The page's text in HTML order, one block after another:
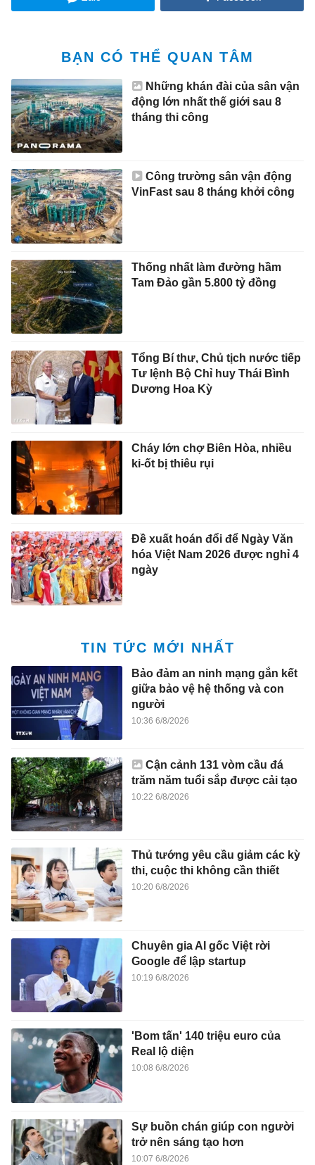
BẠN CÓ THỂ QUAN TÂM
Những khán đài của sân vận
động lớn nhất thế giới sau 8
tháng thi công
Công trường sân vận động
VinFast sau 8 tháng khởi công
Thống nhất làm đường hầm
Tam Đảo gần 5.800 tỷ đồng
Tổng Bí thư, Chủ tịch nước tiếp
Tư lệnh Bộ Chỉ huy Thái Bình
Dương Hoa Kỳ
Cháy lớn chợ Biên Hòa, nhiều
ki-ốt bị thiêu rụi
Đề xuất hoán đổi để Ngày Văn
hóa Việt Nam 2026 được nghỉ 4
ngày
TIN TỨC MỚI NHẤT
Bảo đảm an ninh mạng gắn kết
giữa bảo vệ hệ thống và con
người
10:36 6/8/2026
Cận cảnh 131 vòm cầu đá
trăm năm tuổi sắp được cải tạo
10:22 6/8/2026
Thủ tướng yêu cầu giảm các kỳ
thi, cuộc thi không cần thiết
10:20 6/8/2026
Chuyên gia AI gốc Việt rời
Google để lập startup
10:19 6/8/2026
'Bom tấn' 140 triệu euro của
Real lộ diện
10:08 6/8/2026
Sự buồn chán giúp con người
trở nên sáng tạo hơn
10:07 6/8/2026